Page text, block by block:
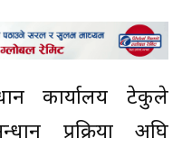
कार्यालय टेकुले
प्रक्रिया अघि